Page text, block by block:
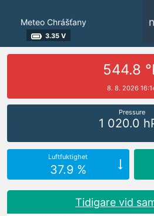
Meteo Chrášťany
3.35 V
544.8
8. 8. 2026
Pressure
1 020.0
Luftfuktighet
37.9 %
Tidigare vid